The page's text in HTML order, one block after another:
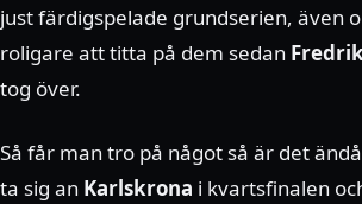
just färdigspelade grundserien, även
roligare att titta på dem sedan
tog över.
Så får man tro på något så är det
ta sig an Karlskrona i kvartsfinalen